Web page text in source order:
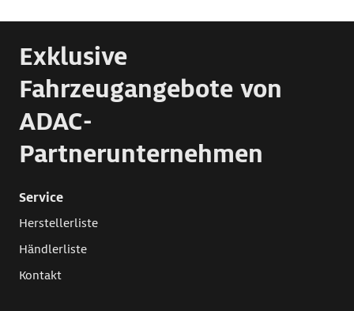
Exklusive
Fahrzeugangebote von
ADAC-
Partnerunternehmen
Service
Herstellerliste
Händlerliste
Kontakt